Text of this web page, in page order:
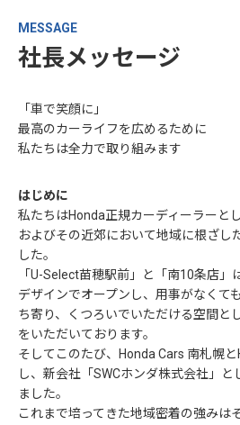
MESSAGE
社長メッセージ
「車で笑顔に」
最高のカーライフを広めるために
私たちは全力で取り組みます
はじめに
私たちはHonda正規カーディーラーと
およびその近郊において地域に根ざし
した。
「U-Select苗穂駅前」と「南10条店」
デザインでオープンし、用事がなくて
ち寄り、くつろいでいただける空間と
をいただいております。
そしてこのたび、Honda Cars 南札幌
し、新会社「SWCホンダ株式会社」と
ました。
これまで培ってきた地域密着の強みは